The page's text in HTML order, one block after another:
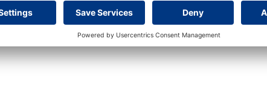
in 07180 Santa Ponsa